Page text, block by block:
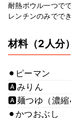
耐熱ボウル一つで
レンチンのみでで
材料（2人分）
⚫︎ピーマン
🅰️みりん
🅰️麺つゆ（濃縮
⚫︎かつおぶし